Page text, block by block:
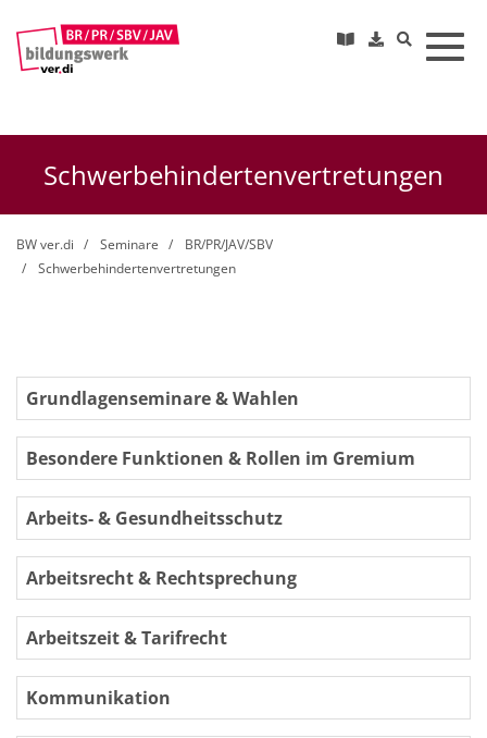
Schwerbehindertenvertretungen
BW ver.di Seminare
BR/PR/JAV/SBV
Schwerbehindertenvertretungen
Grundlagenseminare & Wahlen
Besondere Funktionen & Rollen im Gremium
Arbeits- & Gesundheitsschutz
Arbeitsrecht & Rechtsprechung
Arbeitszeit & Tarifrecht
Kommunikation